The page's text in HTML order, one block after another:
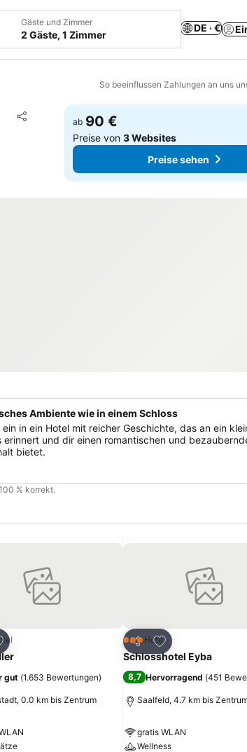
Gäste und Zimmer
2 Gäste, 1 Zimmer
DE · €
So beeinflussen Zahlungen an uns
Teilen
Zu Favoriten hinzufügen
ab 90 €
Preise von3 Websites
Preise sehen
Ambiente wie in einem Schloss
ein in ein Hotel mit reicher Geschichte, das an ein
erinnert und dir einen romantischen und
bietet.
% korrekt.
Favoriten hinzufügen
gut (1.653 Bewertungen)
0.0 km bis Zentrum
Teilen
Zu Favoriten
3 SterneHotel
Schlosshotel Eyba
8,7 Hervorragend (451
Saalfeld, 4.7 km bis
gratis WLAN
Wellness